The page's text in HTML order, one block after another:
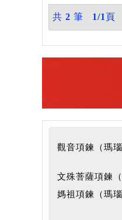
共 2 筆 1/1 頁
觀音項鍊（瑪
文殊菩薩項鍊
媽祖項鍊（瑪